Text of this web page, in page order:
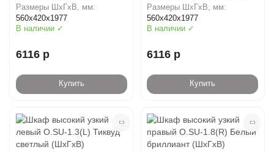
560х420х1977
Размеры ШхГхВ, мм:
560х420х1977
В наличии ✓
6116 р
Купить
560х420х1977
Размеры ШхГхВ, мм:
560х420х1977
В наличии ✓
6116 р
Купить